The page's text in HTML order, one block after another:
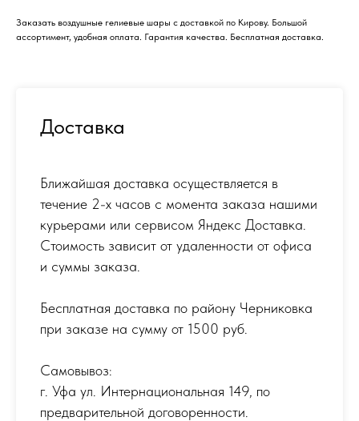
Заказать воздушные гелиевые шары с доставкой по Кирову. Большой
ассортимент, удобная оплата. Гарантия качества. Бесплатная доставка.
Доставка
Ближайшая доставка осуществляется в
течение 2-х часов с момента заказа нашими
курьерами или сервисом Яндекс Доставка.
Стоимость зависит от удаленности от офиса
и суммы заказа.
Бесплатная доставка по району Черниковка
при заказе на сумму от 1500 руб.
Самовывоз:
г. Уфа ул. Интернациональная 149, по
предварительной договоренности.